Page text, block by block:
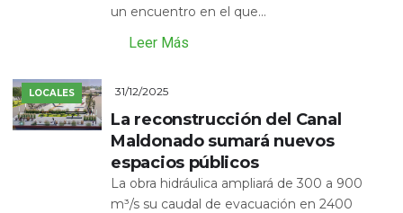
un encuentro en el que...
Leer Más
LOCALES 31/12/2025
La reconstrucción del Canal
Maldonado sumará nuevos
espacios públicos
La obra hidráulica ampliará de 300 a 900
m³/s su caudal de evacuación en 2400